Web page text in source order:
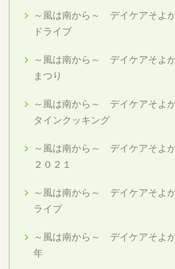
～風は南から～ デイケアそよ
ドライブ
～風は南から～ デイケアそよ
まつり
～風は南から～ デイケアそよ
タインクッキング
～風は南から～ デイケアそ
２０２１
～風は南から～ デイケアそよ
ライブ
～風は南から～ デイケアそよ
年